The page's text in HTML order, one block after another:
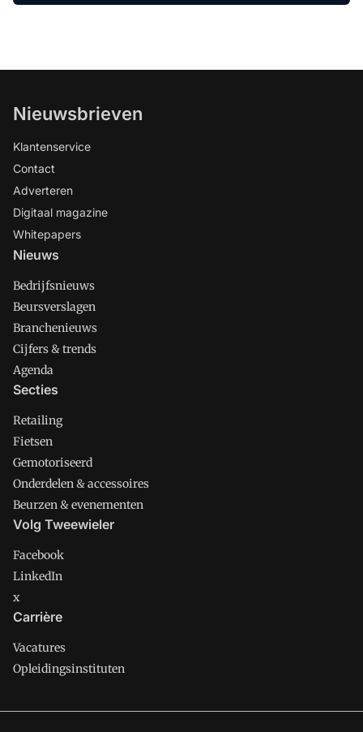
Nieuwsbrieven
Klantenservice
Contact
Adverteren
Digitaal magazine
Whitepapers
Nieuws
Bedrijfsnieuws
Beursverslagen
Branchenieuws
Cijfers & trends
Agenda
Secties
Retailing
Fietsen
Gemotoriseerd
Onderdelen & accessoires
Beurzen & evenementen
Volg Tweewieler
Facebook
LinkedIn
x
Carrière
Vacatures
Opleidingsinstituten